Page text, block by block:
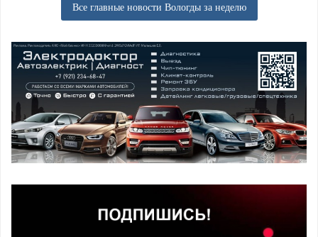
Все главные новости Вологды за неделю